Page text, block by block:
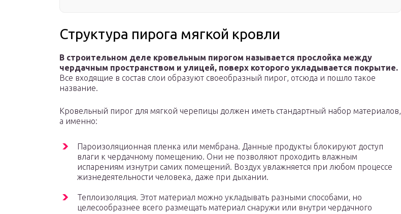
Структура пирога мягкой кровли
В строительном деле кровельным пирогом называется прослойка между
чердачным пространством и улицей, поверх которого укладывается покрытие.
Все входящие в состав слои образуют своеобразный пирог, отсюда и пошло такое
название.
Кровельный пирог для мягкой черепицы должен иметь стандартный набор материалов,
а именно:
Пароизоляционная пленка или мембрана. Данные продукты блокируют доступ
влаги к чердачному помещению. Они не позволяют проходить влажным
испарениям изнутри самих помещений. Воздух увлажняется при любом процессе
жизнедеятельности человека, даже при дыхании.
Теплоизоляция. Этот материал можно укладывать разными способами, но
целесообразнее всего размещать материал снаружи или внутри чердачного